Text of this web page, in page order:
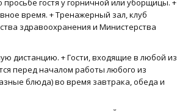
гостя у горничной или уборщицы. +
время. + Тренажерный зал, клуб
здравоохранения и Министерства
дистанцию. + Гости, входящие в любой из
перед началом работы любого из
блюда) во время завтрака, обеда и